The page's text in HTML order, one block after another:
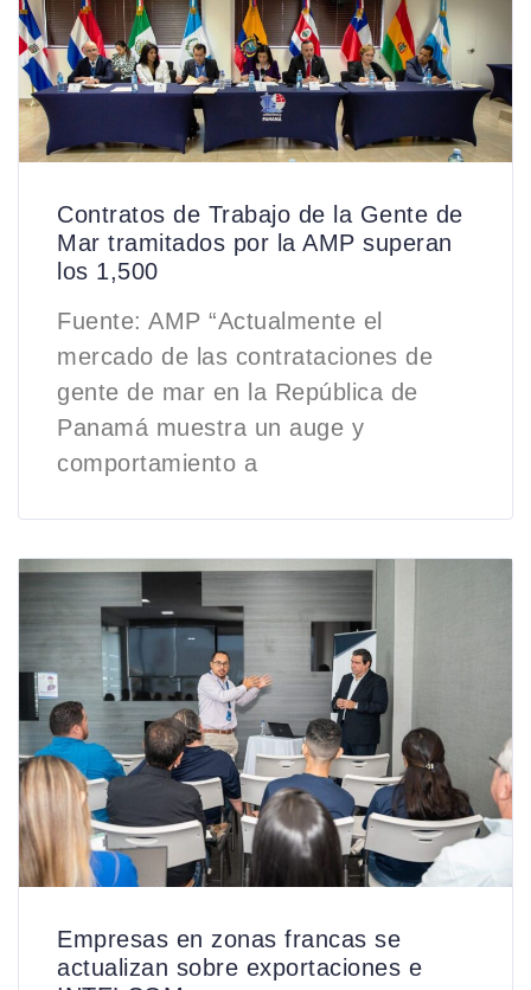
Contratos de Trabajo de la Gente de
Mar tramitados por la AMP superan
los 1,500
Fuente: AMP “Actualmente el
mercado de las contrataciones de
gente de mar en la República de
Panamá muestra un auge y
comportamiento a
Empresas en zonas francas se
actualizan sobre exportaciones e